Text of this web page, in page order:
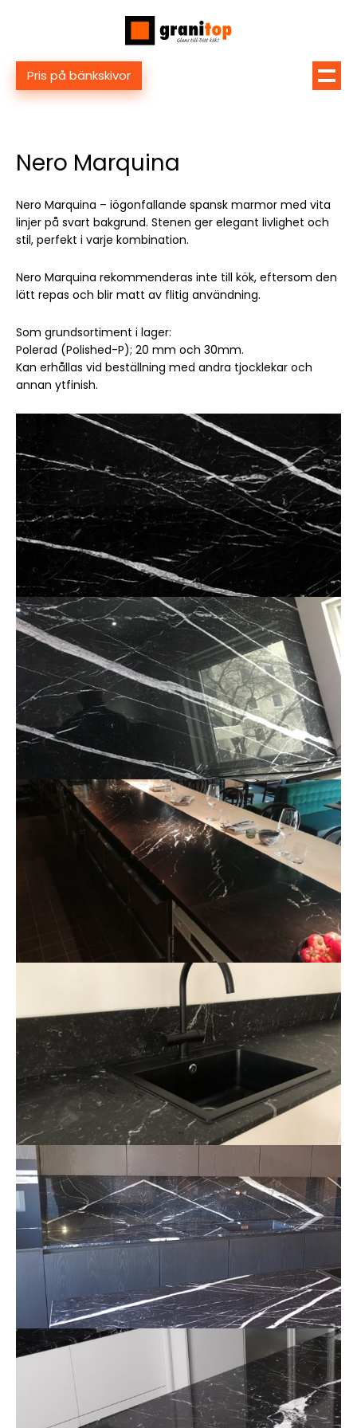
Pris på bänkskivor
Nero Marquina
Nero Marquina – iögonfallande spansk marmor med vita
linjer på svart bakgrund. Stenen ger elegant livlighet och
stil, perfekt i varje kombination.
Nero Marquina rekommenderas inte till kök, eftersom den
lätt repas och blir matt av flitig användning.
Som grundsortiment i lager:
Polerad (Polished-P); 20 mm och 30mm.
Kan erhållas vid beställning med andra tjocklekar och
annan ytfinish.